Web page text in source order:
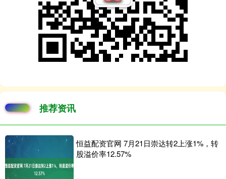
推荐资讯
恒益配资官网 7月21日崇达转2上涨1%，转
股溢价率12.57%